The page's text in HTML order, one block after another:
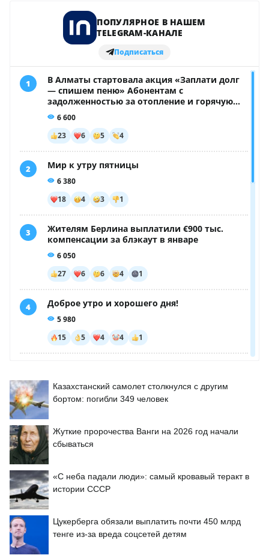
Казахстанский самолет столкнулся с другим
бортом: погибли 349 человек
Жуткие пророчества Ванги на 2026 год начали
сбываться
«С неба падали люди»: самый кровавый теракт в
истории СССР
Цукерберга обязали выплатить почти 450 млрд
тенге из-за вреда соцсетей детям